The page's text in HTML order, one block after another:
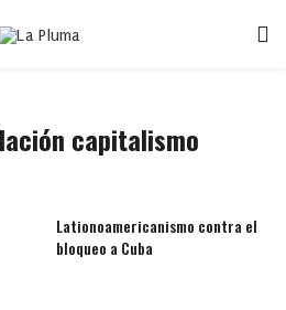
capitalismo
Lationoamericanismo contra el
bloqueo a Cuba